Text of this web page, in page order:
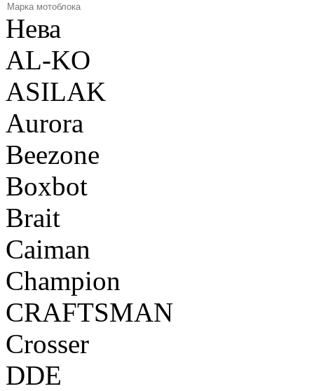
Нева
AL-KO
ASILAK
Aurora
Beezone
Boxbot
Brait
Caiman
Champion
CRAFTSMAN
Crosser
DDE